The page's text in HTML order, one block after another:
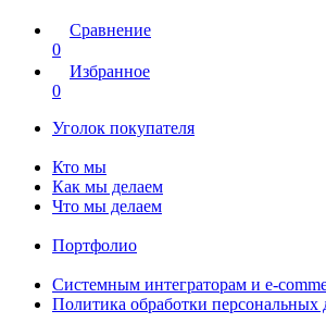
Сравнение
0
Избранное
0
Уголок покупателя
Кто мы
Как мы делаем
Что мы делаем
Портфолио
Системным интеграторам и e-
Политика обработки персональных